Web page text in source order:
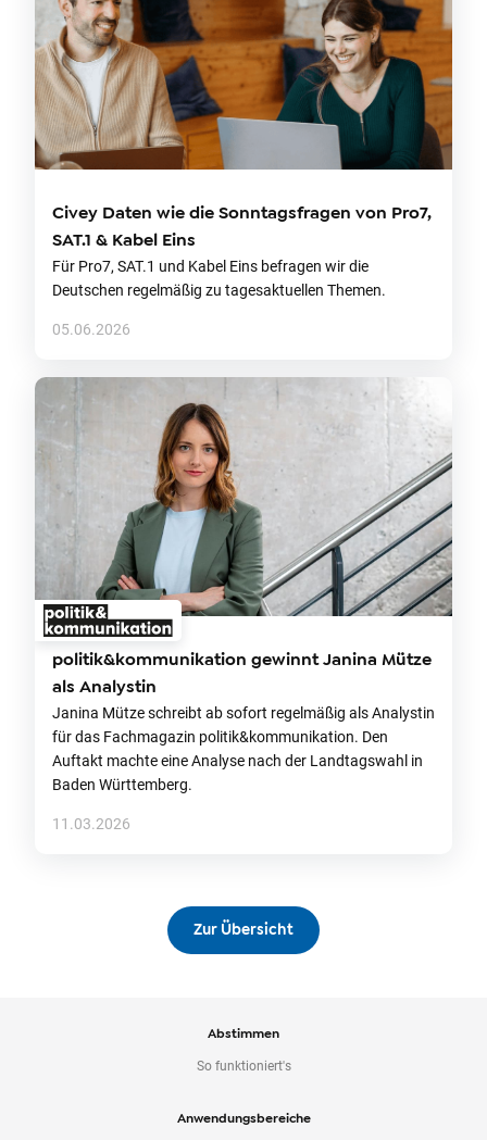
Civey Daten wie die Sonntagsfragen von Pro7,
SAT.1 & Kabel Eins
Für Pro7, SAT.1 und Kabel Eins befragen wir die
Deutschen regelmäßig zu tagesaktuellen Themen.
05.06.2026
politik&kommunikation gewinnt Janina Mütze
als Analystin
Janina Mütze schreibt ab sofort regelmäßig als Analystin
für das Fachmagazin politik&kommunikation. Den
Auftakt machte eine Analyse nach der Landtagswahl in
Baden Württemberg.
11.03.2026
Zur Übersicht
Abstimmen
So funktioniert's
Anwendungsbereiche